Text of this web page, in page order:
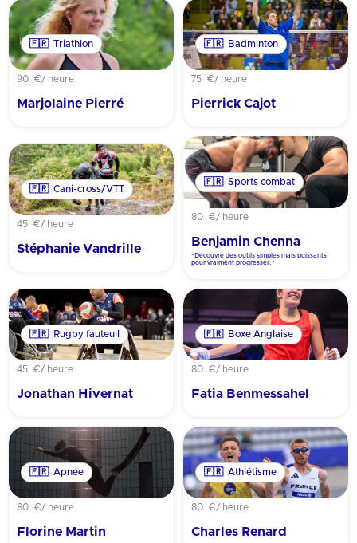
🇫🇷 Triathlon
90 €/ heure
Marjolaine Pierré
🇫🇷 Badminton
75 €/ heure
Pierrick Cajot
🇫🇷 Cani-cross/VTT
45 €/ heure
Stéphanie Vandrille
🇫🇷 Sports combat
80 €/ heure
Benjamin Chenna
"Découvre des outils simples mais puissants
pour vraiment progresser."
🇫🇷 Rugby fauteuil
45 €/ heure
Jonathan Hivernat
🇫🇷 Boxe Anglaise
80 €/ heure
Fatia Benmessahel
🇫🇷 Apnée
80 €/ heure
Florine Martin
🇫🇷 Athlétisme
80 €/ heure
Charles Renard